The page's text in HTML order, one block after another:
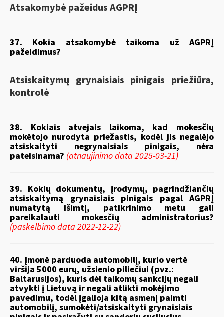
Atsakomybė pažeidus AGPRĮ
37. Kokia atsakomybė taikoma už AGPRĮ
pažeidimus?
Atsiskaitymų grynaisiais pinigais priežiūra,
kontrolė
38. Kokiais atvejais laikoma, kad mokesčių
mokėtojo nurodyta priežastis, kodėl jis negalėjo
atsiskaityti negrynaisiais pinigais, nėra
pateisinama? (atnaujinimo data 2025-03-21)
39. Kokių dokumentų, įrodymų, pagrindžiančių
atsiskaitymą grynaisiais pinigais pagal AGPRĮ
numatytą išimtį, patikrinimo metu gali
pareikalauti mokesčių administratorius?
(paskelbimo data 2022-12-22)
40. Įmonė parduoda automobilį, kurio vertė
viršija 5000 eurų, užsienio piliečiui (pvz.:
Baltarusijos), kuris dėl taikomų sankcijų negali
atvykti į Lietuvą ir negali atlikti mokėjimo
pavedimu, todėl įgalioja kitą asmenį paimti
automobilį, sumokėti/atsiskaityti grynaisiais